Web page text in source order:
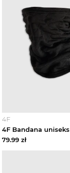
Odzież
Buty
4F
79.99 zł